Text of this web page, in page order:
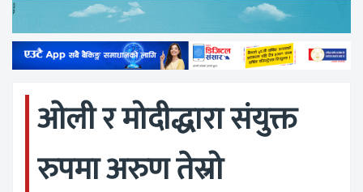
ओली र मोदीद्धारा संयुक्त
रुपमा अरुण तेस्रो